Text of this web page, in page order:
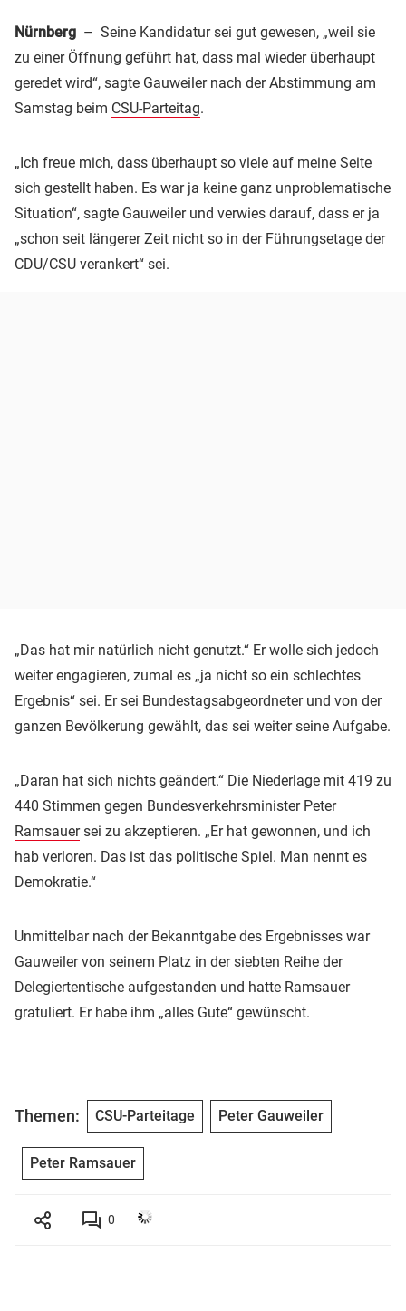
Nürnberg – Seine Kandidatur sei gut gewesen, „weil sie
zu einer Öffnung geführt hat, dass mal wieder überhaupt
geredet wird“, sagte Gauweiler nach der Abstimmung am
Samstag beim CSU-Parteitag.
„Ich freue mich, dass überhaupt so viele auf meine Seite
sich gestellt haben. Es war ja keine ganz unproblematische
Situation“, sagte Gauweiler und verwies darauf, dass er ja
„schon seit längerer Zeit nicht so in der Führungsetage der
CDU/CSU verankert“ sei.
„Das hat mir natürlich nicht genutzt.“ Er wolle sich jedoch
weiter engagieren, zumal es „ja nicht so ein schlechtes
Ergebnis“ sei. Er sei Bundestagsabgeordneter und von der
ganzen Bevölkerung gewählt, das sei weiter seine Aufgabe.
„Daran hat sich nichts geändert.“ Die Niederlage mit 419 zu
440 Stimmen gegen Bundesverkehrsminister Peter
Ramsauersei zu akzeptieren. „Er hat gewonnen, und ich
hab verloren. Das ist das politische Spiel. Man nennt es
Demokratie.“
Unmittelbar nach der Bekanntgabe des Ergebnisses war
Gauweiler von seinem Platz in der siebten Reihe der
Delegiertentische aufgestanden und hatte Ramsauer
gratuliert. Er habe ihm „alles Gute“ gewünscht.
Themen: CSU-Parteitage Peter Gauweiler
Peter Ramsauer
0